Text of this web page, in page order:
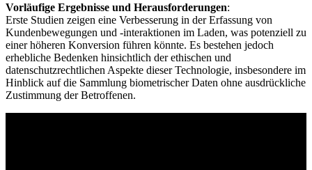
Vorläufige Ergebnisse und Herausforderungen:
Erste Studien zeigen eine Verbesserung in der Erfassung von
Kundenbewegungen und -interaktionen im Laden, was potenziell zu
einer höheren Konversion führen könnte. Es bestehen jedoch
erhebliche Bedenken hinsichtlich der ethischen und
datenschutzrechtlichen Aspekte dieser Technologie, insbesondere im
Hinblick auf die Sammlung biometrischer Daten ohne ausdrückliche
Zustimmung der Betroffenen.